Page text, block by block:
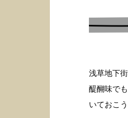
浅草地下
醍醐味で
いておこう